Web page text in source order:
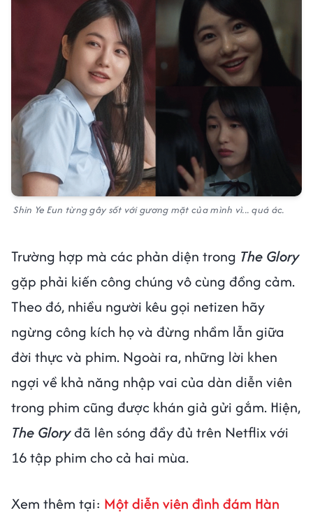
Shin Ye Eun từng gây sốt với gương mặt của mình vì... quá ác.
Trường hợp mà các phản diện trong The Glory
gặp phải kiến công chúng vô cùng đồng cảm.
Theo đó, nhiều người kêu gọi netizen hãy
ngừng công kích họ và đừng nhầm lẫn giữa
đời thực và phim. Ngoài ra, những lời khen
ngợi về khả năng nhập vai của dàn diễn viên
trong phim cũng được khán giả gửi gắm. Hiện,
The Gloryđã lên sóng đầy đủ trên Netflix với
16 tập phim cho cả hai mùa.
Xem thêm tại: Một diễn viên đình đám Hàn